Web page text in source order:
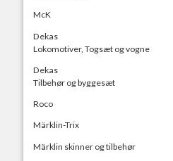
McK
Dekas
Lokomotiver, Togsæt og vogne
Dekas
Tilbehør og byggesæt
Roco
Märklin-Trix
Märklin skinner og tilbehør